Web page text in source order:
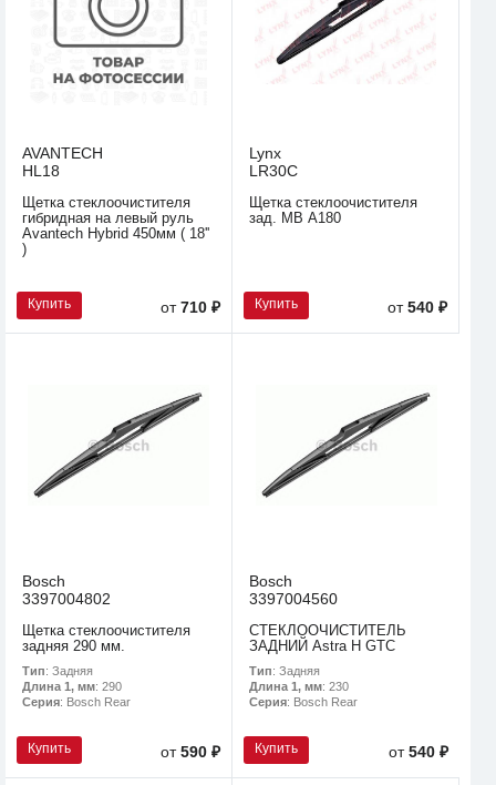
AVANTECH
HL18
Щетка стеклоочистителя
гибридная на левый руль
Avantech Hybrid 450мм ( 18''
)
Купить от710 ₽
Lynx
LR30C
Щетка стеклоочистителя
зад. MB А180
Купить от540 ₽
Bosch
3397004802
Щетка стеклоочистителя
задняя 290 мм.
Тип: Задняя
Длина 1, мм: 290
Серия: Bosch Rear
Купить от590 ₽
Bosch
3397004560
СТЕКЛООЧИСТИТЕЛЬ
ЗАДНИЙ Astra H GTC
Тип: Задняя
Длина 1, мм: 230
Серия: Bosch Rear
Купить от540 ₽